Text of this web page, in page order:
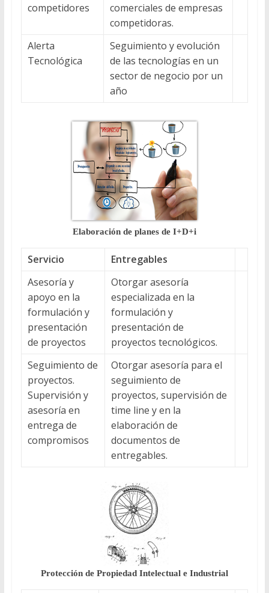
competidores
comerciales de empresas
competidoras.
Alerta
Tecnológica
Seguimiento y evolución
de las tecnologías en un
sector de negocio por un
año
Elaboración de planes de I+D+i
Servicio
Entregables
Asesoría y
apoyo en la
formulación y
presentación
de proyectos
Otorgar asesoría
especializada en la
formulación y
presentación de
proyectos tecnológicos.
Seguimiento de
proyectos.
Supervisión y
asesoría en
entrega de
compromisos
Otorgar asesoría para el
seguimiento de
proyectos, supervisión de
time line y en la
elaboración de
documentos de
entregables.
Protección de Propiedad Intelectual e Industrial